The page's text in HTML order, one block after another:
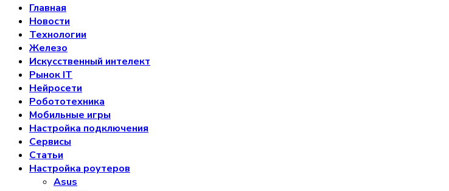
Главная
Новости
Технологии
Железо
Искусственный интелект
Рынок IT
Нейросети
Робототехника
Мобильные игры
Настройка подключения
Сервисы
Статьи
Настройка роутеров
Asus